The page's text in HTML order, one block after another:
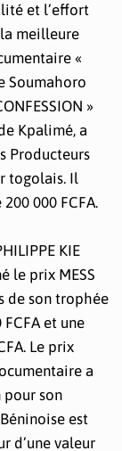
et l’effort
meilleure
«
Soumahoro
»
Kpalimé, a
Producteurs
togolais. Il
000 FCFA.
KIE
le prix MESS
de son trophée
et une
Le prix
a
pour son
est
d’une valeur